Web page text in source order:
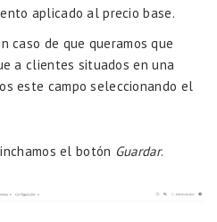
aplicado al precio base.
caso de que queramos que
a clientes situados en una
este campo seleccionando el
el botón Guardar.